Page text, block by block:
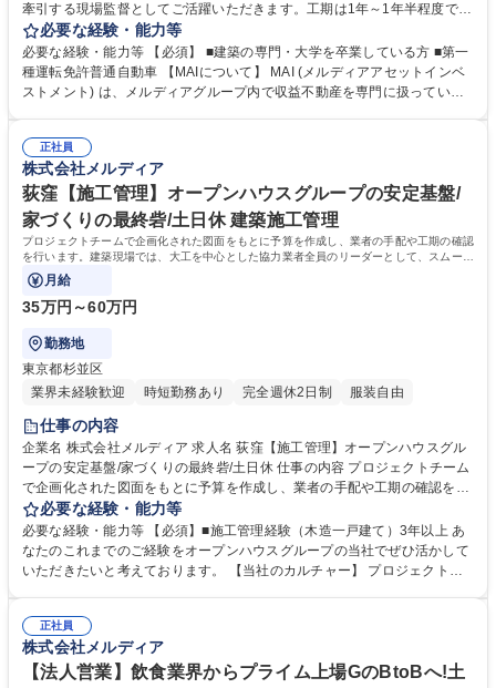
牽引する現場監督としてご活躍いただきます。工期は1年～1年半程度で
す。 【具体的な業務】 ■マンション、ビル、老人ホーム、商業施設など、
3億円から10億円規模の建設工事において現場所長として全体を統括しま
す。 ■約50社のパートナー企業を取りまとめ、工期、品質、安全の管理を
徹底します。 ■現場課員の育成とマネジメントも重要な業務です。 募集職
必要な経験・能力等
必要な経験・能力等 【必須】 ■建築の専門・大学を卒業している方 ■第一
種運転免許普通自動車 【MAIについて】 MAI (メルディアアセットインベ
ストメント) は、メルディアグループ内で収益不動産を専門に扱っていま
1/3698/ 学歴・資格 学歴：大学院 大学 高専 短大 専修学校 高校 語学力：
資格：第一種運転免許普通自動車 1級建築施工管理技士
正社員
株式会社メルディア
荻窪【施工管理】オープンハウスグループの安定基盤/
家づくりの最終砦/土日休 建築施工管理
プロジェクトチームで企画化された図面をもとに予算を作成し、業者の手配や工期の確認
を行います。建築現場では、大工を中心とした協力業者全員のリーダーとして、スムーズ
で無駄のない現場管理と、
月給
35万円～60万円
勤務地
東京都杉並区
業界未経験歓迎
時短勤務あり 完全週休2日制 服装自由
仕事の内容
企業名 株式会社メルディア 求人名 荻窪【施工管理】オープンハウスグル
ープの安定基盤/家づくりの最終砦/土日休 仕事の内容 プロジェクトチーム
で企画化された図面をもとに予算を作成し、業者の手配や工期の確認を行
います。建築現場では、大工を中心とした協力業者全員のリーダーとし
て、スムーズで無駄のない現場管理と、 厳格な品質管理が求められること
から、多種多様な人を取り纏めるマネジメント能力が培われる仕事です。
【具体的な業務内容】 ■実行予算の作成 ■協力業者の管理・手配 ■品質管
最終砦/土日休
必要な経験・能力等
必要な経験・能力等 【必須】■施工管理経験（木造一戸建て）3年以上 あ
なたのこれまでのご経験をオープンハウスグループの当社でぜひ活かして
いただきたいと考えております。 【当社のカルチャー】 プロジェクトチ
す。各職種のプロがそれぞれの目線から意見をぶつけ合うことで、それぞ
れの業種の経験だけでは身につかない、幅広い知識とスキルを身につける
ことができます。 学歴・資格 学歴：大学院 大学 高専 短大 専修学校 高校
正社員
株式会社メルディア
【法人営業】飲食業界からプライム上場GのBtoBへ!土